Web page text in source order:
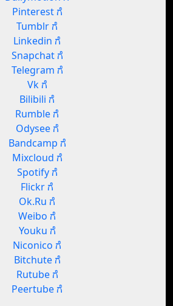
Pinterest ಗೆ
Tumblr ಗೆ
Linkedin ಗೆ
Snapchat ಗೆ
Telegram ಗೆ
Vk ಗೆ
Bilibili ಗೆ
Rumble ಗೆ
Odysee ಗೆ
Bandcamp ಗೆ
Mixcloud ಗೆ
Spotify ಗೆ
Flickr ಗೆ
Ok.Ru ಗೆ
Weibo ಗೆ
Youku ಗೆ
Niconico ಗೆ
Bitchute ಗೆ
Rutube ಗೆ
Peertube ಗೆ